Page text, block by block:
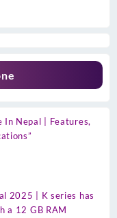
In Nepal | Features,
2025 | K series has
a 12 GB RAM